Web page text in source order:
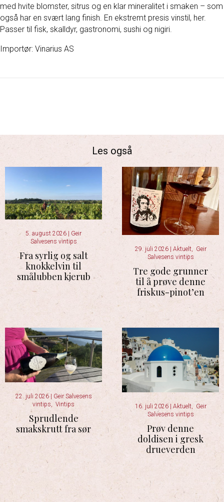
med hvite blomster, sitrus og en klar mineralitet i smaken – som
også har en svært lang finish. En ekstremt presis vinstil, her.
Passer til fisk, skalldyr, gastronomi, sushi og nigiri.
Importør: Vinarius AS
Les også
5. august 2026
Geir
Salvesens vintips
Fra syrlig og salt
knokkelvin til
smålubben kjerub
29. juli 2026 Aktuelt, Geir
Salvesens vintips
Tre gode grunner
til å prøve denne
friskus-pinot’en
22. juli 2026| Geir Salvesens
vintips, Vintips
Sprudlende
smakskrutt fra sør
16. juli 2026 Aktuelt, Geir
Salvesens vintips
Prøv denne
doldisen i gresk
drueverden